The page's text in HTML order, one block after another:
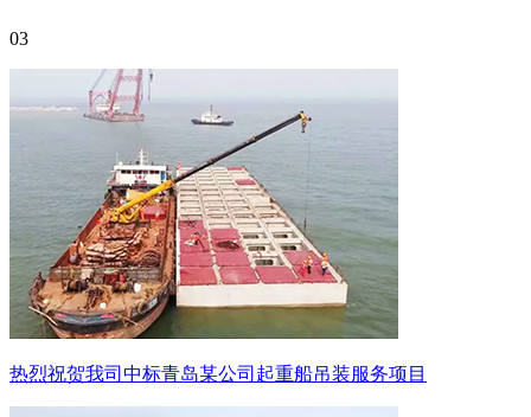
03
热烈祝贺我司中标青岛某公司起重船吊装服务项目